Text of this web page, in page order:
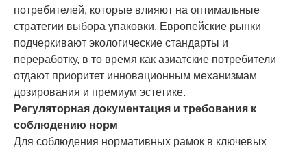
потребителей, которые влияют на оптимальные
стратегии выбора упаковки. Европейские рынки
подчеркивают экологические стандарты и
переработку, в то время как азиатские потребители
отдают приоритет инновационным механизмам
дозирования и премиум эстетике.
Регуляторная документация и требования к
соблюдению норм
Для соблюдения нормативных рамок в ключевых